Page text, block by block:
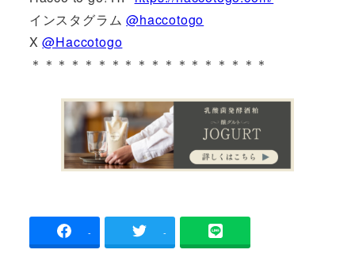
インスタグラム@haccotogo
X@Haccotogo
＊＊＊＊＊＊＊＊＊＊＊＊＊＊＊＊＊＊
- -